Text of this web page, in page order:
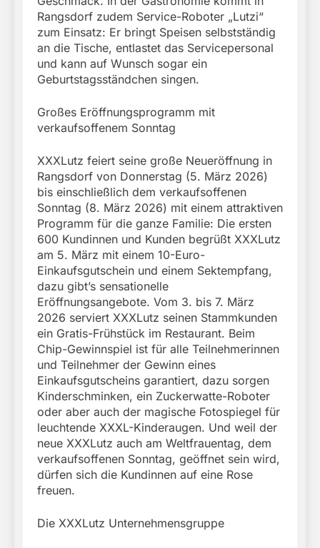
Rangsdorf zudem Service-Roboter „Lutzi“
zum Einsatz: Er bringt Speisen selbstständig
an die Tische, entlastet das Servicepersonal
und kann auf Wunsch sogar ein
Geburtstagsständchen singen.
Großes Eröffnungsprogramm mit
verkaufsoffenem Sonntag
XXXLutz feiert seine große Neueröffnung in
Rangsdorf von Donnerstag (5. März 2026)
bis einschließlich dem verkaufsoffenen
Sonntag (8. März 2026) mit einem attraktiven
Programm für die ganze Familie: Die ersten
600 Kundinnen und Kunden begrüßt XXXLutz
am 5. März mit einem 10-Euro-
Einkaufsgutschein und einem Sektempfang,
dazu gibt’s sensationelle
Eröffnungsangebote. Vom 3. bis 7. März
2026 serviert XXXLutz seinen Stammkunden
ein Gratis-Frühstück im Restaurant. Beim
Chip-Gewinnspiel ist für alle Teilnehmerinnen
und Teilnehmer der Gewinn eines
Einkaufsgutscheins garantiert, dazu sorgen
Kinderschminken, ein Zuckerwatte-Roboter
oder aber auch der magische Fotospiegel für
leuchtende XXXL-Kinderaugen. Und weil der
neue XXXLutz auch am Weltfrauentag, dem
verkaufsoffenen Sonntag, geöffnet sein wird,
dürfen sich die Kundinnen auf eine Rose
freuen.
Die XXXLutz Unternehmensgruppe